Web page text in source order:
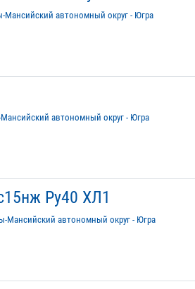
Мансийский автономный округ - Югра
автономный округ - Югра
Ру40 ХЛ1
Мансийский автономный округ - Югра